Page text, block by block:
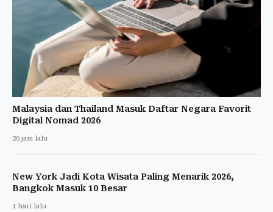
Malaysia dan Thailand Masuk Daftar Negara Favorit
Digital Nomad 2026
20 jam lalu
New York Jadi Kota Wisata Paling Menarik 2026,
Bangkok Masuk 10 Besar
1 hari lalu